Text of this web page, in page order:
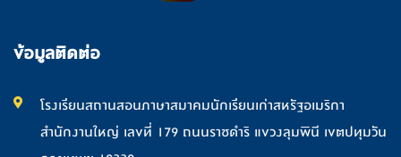
ข้อมูลติดต่อ
โรงเรียนสถานสอนภาษาสมาคมนักเรียนเก่าสหรัฐอเมริกา
สำนักงานใหญ่ เลขที่ 179 ถนนราชดำริ แขวงลุมพินี เขตปทุมวัน